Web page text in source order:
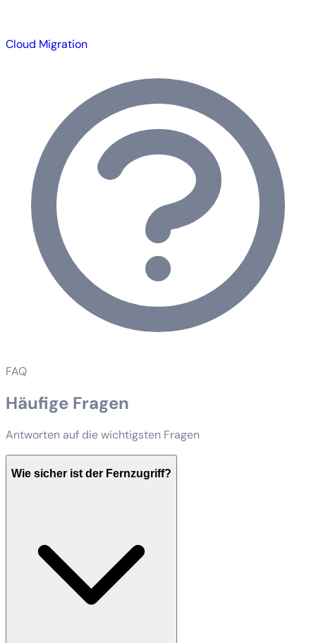
Cloud Migration
FAQ
Häufige Fragen
Antworten auf die wichtigsten Fragen
Wie sicher ist der Fernzugriff?